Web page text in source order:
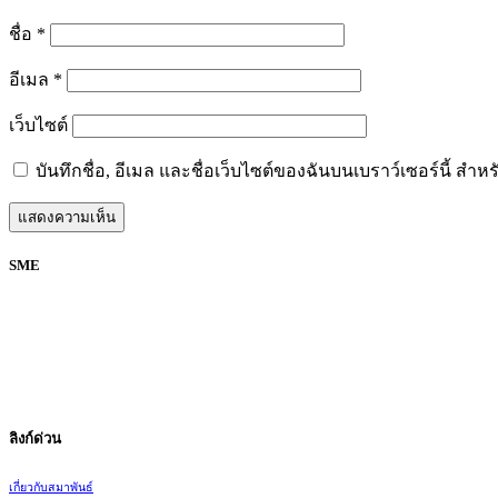
ชื่อ *
อีเมล *
เว็บไซต์
บันทึกชื่อ, อีเมล และชื่อเว็บไซต์ของฉันบนเบราว์เซอร์นี้ สำห
SME
ลิงก์ด่วน
เกี่ยวกับสมาพันธ์